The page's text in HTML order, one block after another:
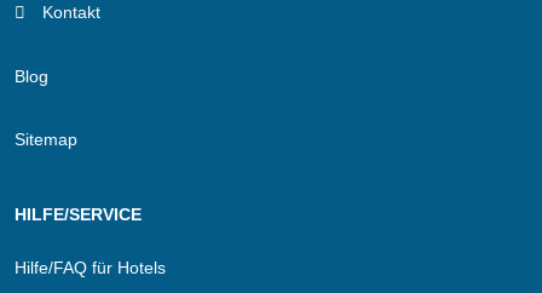
Kontakt
Blog
Sitemap
HILFE/SERVICE
Hilfe/FAQ für Hotels